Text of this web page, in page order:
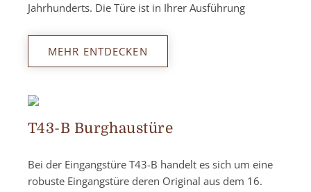
Jahrhunderts. Die Türe ist in Ihrer Ausführung
MEHR ENTDECKEN
T43-B Burghaustüre
Bei der Eingangstüre T43-B handelt es sich um eine
robuste Eingangstüre deren Original aus dem 16.